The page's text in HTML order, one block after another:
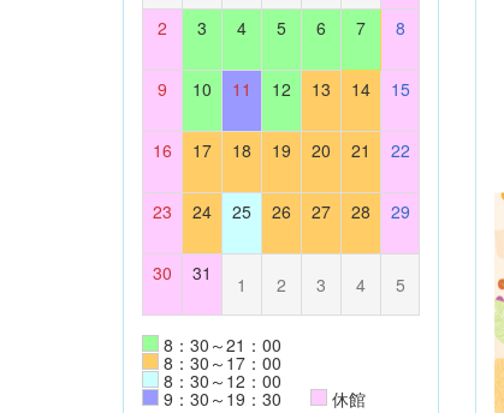
2 3 4 5 6 7 8
9 10 11 12 13 14 15
16 17 18 19 20 21 22
23 24 25 26 27 28 29
30 31 1 2 3 4 5
8：30～21：00
8：30～17：00
8：30～12：00
9：30～19：30 休館